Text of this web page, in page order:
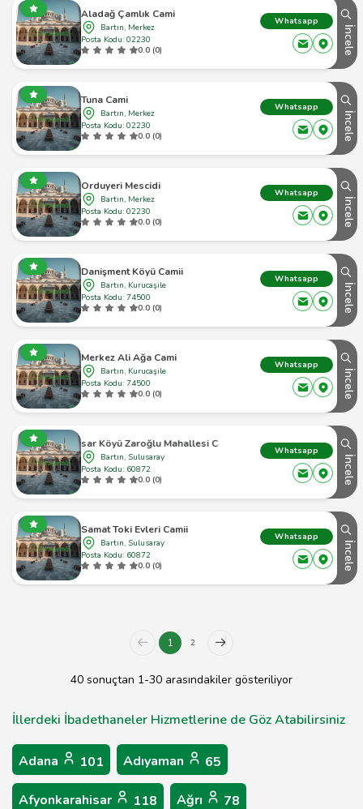
Aladağ Çamlık Cami
Bartın, Merkez
Posta Kodu: 02230
0.0 (0)
Whatsapp
İncele
Tuna Cami
Bartın, Merkez
Posta Kodu: 02230
0.0 (0)
Whatsapp
İncele
Orduyeri Mescidi
Bartın, Merkez
Posta Kodu: 02230
0.0 (0)
Whatsapp
İncele
Danişment Köyü Camii
Bartın, Kurucaşile
Posta Kodu: 74500
0.0 (0)
Whatsapp
İncele
Merkez Ali Ağa Cami
Bartın, Kurucaşile
Posta Kodu: 74500
0.0 (0)
Whatsapp
İncele
Hisar Köyü Zaroğlu Mahallesi Camii
Bartın, Sulusaray
Posta Kodu: 60872
0.0 (0)
Whatsapp
İncele
Samat Toki Evleri Camii
Bartın, Sulusaray
Posta Kodu: 60872
0.0 (0)
Whatsapp
İncele
1 2
40 sonuçtan 1-30 arasındakiler gösteriliyor
İllerdeki İbadethaneler Hizmetlerine de Göz Atabilirsiniz
Adana 101 Adıyaman 65
Afyonkarahisar 118 Ağrı 78